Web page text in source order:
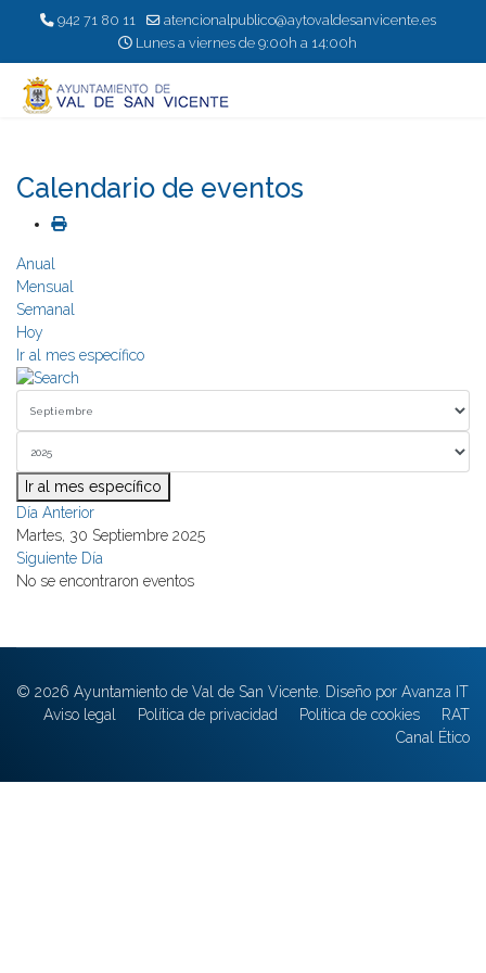
942 71 80 11
atencionalpublico@aytovaldesanvicente.es
Lunes a viernes de 9:00h a 14:00h
Calendario de eventos
Anual
Mensual
Semanal
Hoy
Ir al mes específico
Ir al mes específico
Día Anterior
Martes, 30 Septiembre 2025
Siguiente Día
No se encontraron eventos
© 2026 Ayuntamiento de Val de San Vicente. Diseño por Avanza IT
Aviso legal
Política de privacidad Política de cookies
RAT
Canal Ético